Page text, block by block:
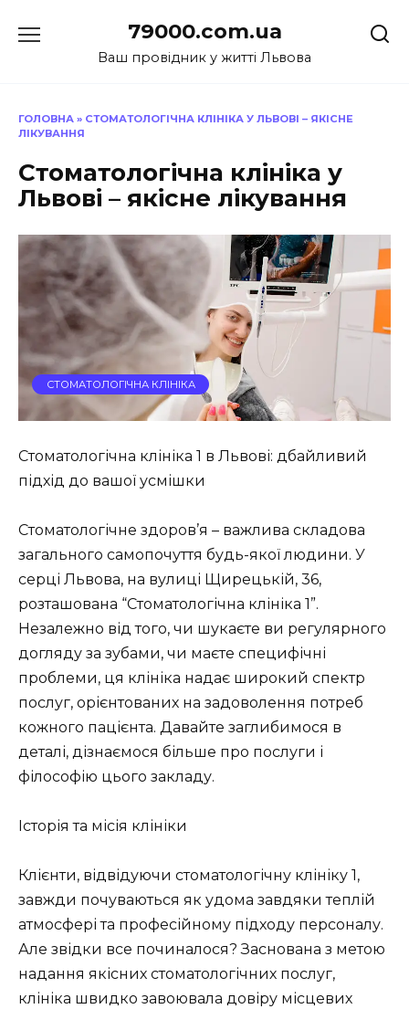
до
79000.com.ua
Ваш провідник у житті Львова
ГОЛОВНА » СТОМАТОЛОГІЧНА КЛІНІКА У ЛЬВОВІ – ЯКІСНЕ
ЛІКУВАННЯ
Стоматологічна клініка у
Львові – якісне лікування
СТОМАТОЛОГІЧНА КЛІНІКА
Стоматологічна клініка 1 в Львові: дбайливий
підхід до вашої усмішки
Стоматологічне здоров’я – важлива складова
загального самопочуття будь-якої людини. У
серці Львова, на вулиці Щирецькій, 36,
розташована “Стоматологічна клініка 1”.
Незалежно від того, чи шукаєте ви регулярного
догляду за зубами, чи маєте специфічні
проблеми, ця клініка надає широкий спектр
послуг, орієнтованих на задоволення потреб
кожного пацієнта. Давайте заглибимося в
деталі, дізнаємося більше про послуги і
філософію цього закладу.
Історія та місія клініки
Клієнти, відвідуючи стоматологічну клініку 1,
завжди почуваються як удома завдяки теплій
атмосфері та професійному підходу персоналу.
Але звідки все починалося? Заснована з метою
надання якісних стоматологічних послуг,
клініка швидко завоювала довіру місцевих